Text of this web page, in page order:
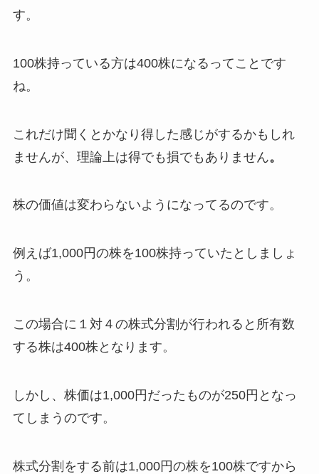
す。
100株持っている方は400株になるってことです
ね。
これだけ聞くとかなり得した感じがするかもしれ
ませんが、理論上は得でも損でもありません。
株の価値は変わらないようになってるのです。
例えば1,000円の株を100株持っていたとしましょ
う。
この場合に１対４の株式分割が行われると所有数
する株は400株となります。
しかし、株価は1,000円だったものが250円となっ
てしまうのです。
株式分割をする前は1,000円の株を100株ですから